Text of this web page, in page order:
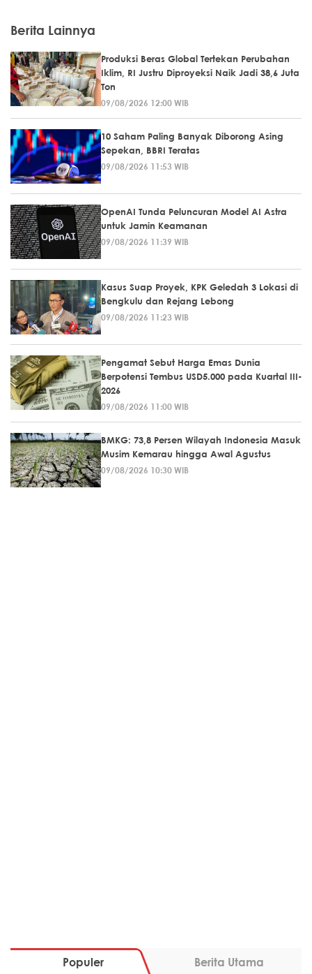
Berita Lainnya
Produksi Beras Global Tertekan Perubahan
Iklim, RI Justru Diproyeksi Naik Jadi 38,6 Juta
Ton
09/08/2026 12:00 WIB
10 Saham Paling Banyak Diborong Asing
Sepekan, BBRI Teratas
09/08/2026 11:53 WIB
OpenAI Tunda Peluncuran Model AI Astra
untuk Jamin Keamanan
09/08/2026 11:39 WIB
Kasus Suap Proyek, KPK Geledah 3 Lokasi di
Bengkulu dan Rejang Lebong
09/08/2026 11:23 WIB
Pengamat Sebut Harga Emas Dunia
Berpotensi Tembus USD5.000 pada Kuartal III-
2026
09/08/2026 11:00 WIB
BMKG: 73,8 Persen Wilayah Indonesia Masuk
Musim Kemarau hingga Awal Agustus
09/08/2026 10:30 WIB
Populer Berita Utama